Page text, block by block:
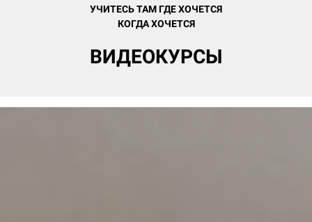
УЧИТЕСЬ ТАМ ГДЕ ХОЧЕТСЯ
КОГДА ХОЧЕТСЯ
ВИДЕОКУРСЫ